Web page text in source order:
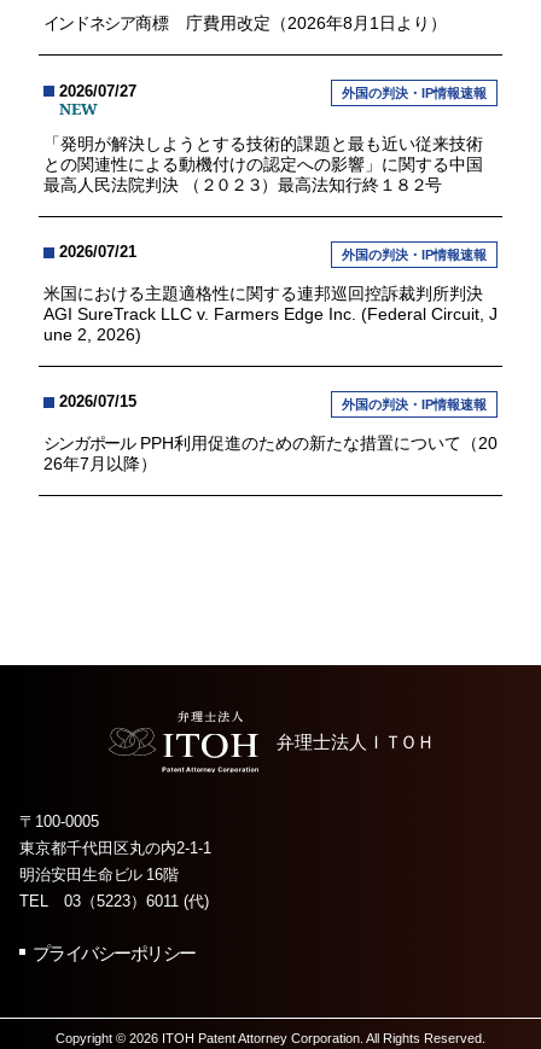
インドネシア商標 庁費用改定（2026年8月1日より）
2026/07/27
NEW
外国の判決・IP情報速報
「発明が解決しようとする技術的課題と最も近い従来技術
との関連性による動機付けの認定への影響」に関する中国
最高人民法院判決 （ ２０２３ ）最高法知行終 １８２号
2026/07/21 外国の判決・IP情報速報
米国における主題適格性に関する連邦巡回控訴裁判所判決
AGI SureTrack LLC v. Farmers Edge Inc. (Federal Circuit, J
une 2, 2026)
2026/07/15 外国の判決・IP情報速報
シンガポールPPH利用促進のための新たな措置について（20
26年7月以降）
弁理士法人 ＩＴＯＨ
〒100-0005
東京都千代田区丸の内2-1-1
明治安田生命 ビル16階
TEL 03（5223）6011 (代)
プライバシーポリシー
Copyright © 2026 ITOH Patent Attorney Corporation. All Rights Reserved.